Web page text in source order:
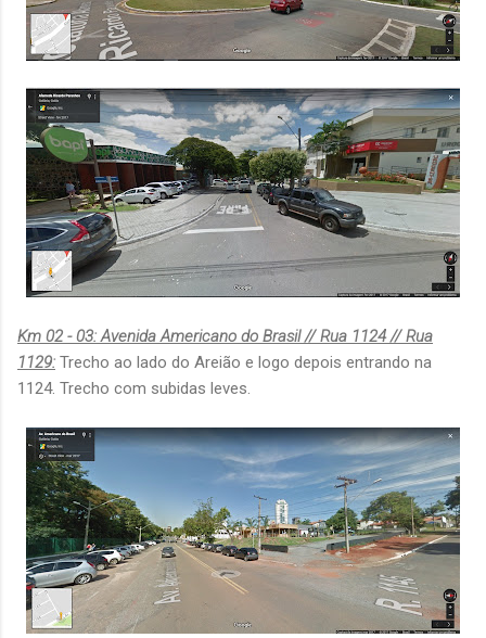
Km 02 - 03: Avenida Americano do Brasil // Rua 1124 // Rua
1129: Trecho ao lado do Areião e logo depois entrando na
1124. Trecho com subidas leves.